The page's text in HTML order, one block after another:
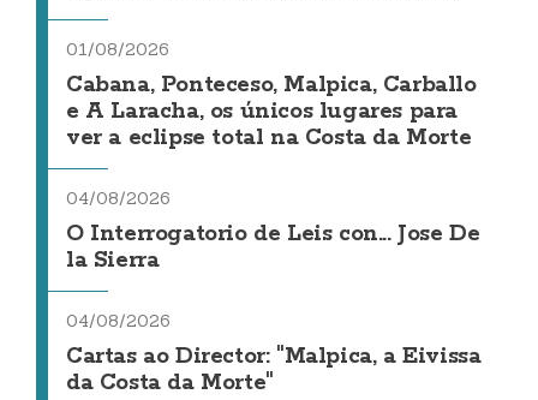
01/08/2026
Cabana, Ponteceso, Malpica, Carballo
e A Laracha, os únicos lugares para
ver a eclipse total na Costa da Morte
04/08/2026
O Interrogatorio de Leis con... Jose De
la Sierra
04/08/2026
Cartas ao Director: "Malpica, a Eivissa
da Costa da Morte"